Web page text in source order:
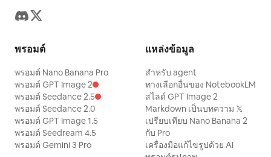
พรอมต์
พรอมต์ Nano Banana Pro
พรอมต์ GPT Image 2
พรอมต์ Seedance 2.5
พรอมต์ Seedance 2.0
พรอมต์ GPT Image 1.5
พรอมต์ Seedream 4.5
พรอมต์ Gemini 3 Pro
แหล่งข้อมูล
สำหรับ agent
ทางเลือกอื่นของ NotebookLM
สไลด์ GPT Image 2
Markdown เป็นบทความ 𝕏
เปรียบเทียบ Nano Banana 2
กับ Pro
เครื่องมือแก้ไขรูปด้วย AI